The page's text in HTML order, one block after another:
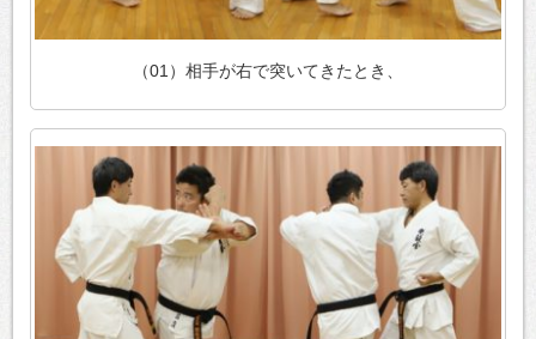
（01）相手が右で突いてきたとき、